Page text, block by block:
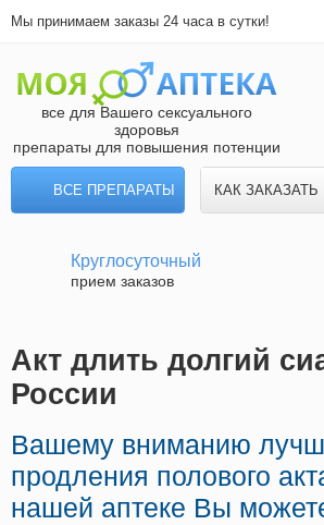
Мы принимаем заказы 24 часа в сутки!
все для Вашего сексуального
здоровья
препараты для повышения потенции
ВСЕ ПРЕПАРАТЫ КАК ЗАКАЗАТЬ
Круглосуточный
прием заказов
Акт длить долгий
России
Вашему вниманию
продления полового
нашей аптеке Вы